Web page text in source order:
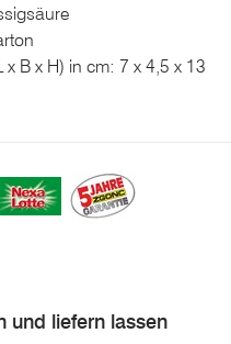
x B x H) in cm: 7 x 4,5 x 13
und liefern lassen